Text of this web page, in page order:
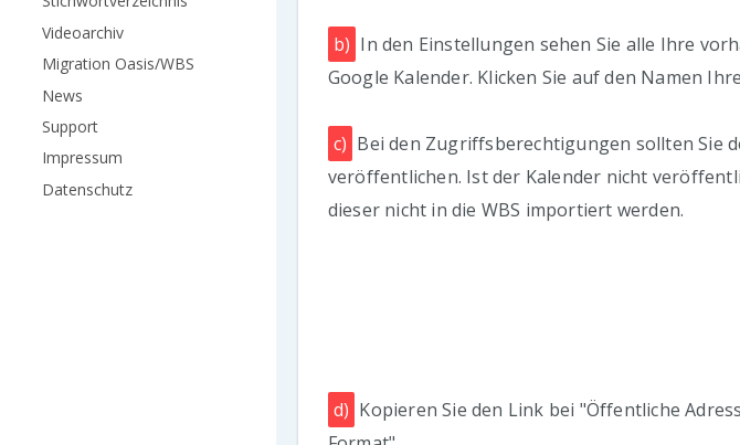
Videoarchiv
Migration Oasis/WBS
News
Support
Impressum
Datenschutz
b) In den Einstellungen sehen Sie alle Ihre
Google Kalender. Klicken Sie auf den Namen
c) Bei den Zugriffsberechtigungen sollten Sie
veröffentlichen. Ist der Kalender nicht
dieser nicht in die WBS importiert werden.
d) Kopieren Sie den Link bei "Öffentliche